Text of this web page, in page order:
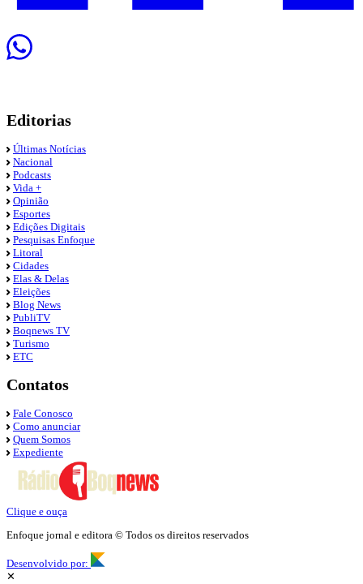
Editorias
Últimas Notícias
Nacional
Podcasts
Vida +
Opinião
Esportes
Edições Digitais
Pesquisas Enfoque
Litoral
Cidades
Elas & Delas
Eleições
Blog News
PubliTV
Boqnews TV
Turismo
ETC
Contatos
Fale Conosco
Como anunciar
Quem Somos
Expediente
Clique e ouça
Enfoque jornal e editora © Todos os direitos reservados
Desenvolvido por:
✕